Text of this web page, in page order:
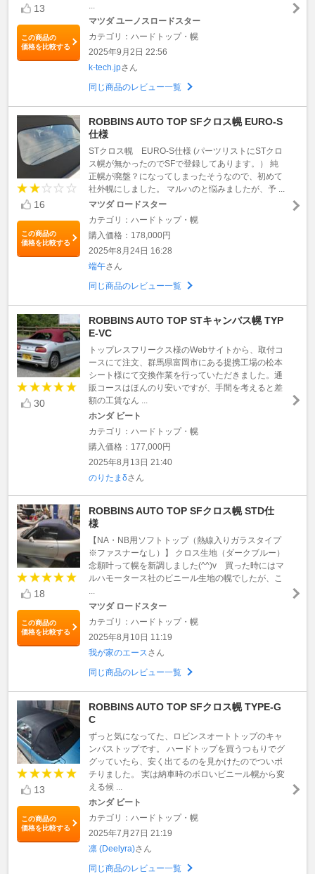
13
この商品の
価格を比較する
マツダ ユーノスロードスター
カテゴリ：ハードトップ・幌
2025年9月2日 22:56
k-tech.jpさん
同じ商品のレビュー一覧
16
この商品の
価格を比較する
ROBBINS AUTO TOP SFクロス幌 EURO-S
仕様
STクロス幌 EURO-S仕様 (パーツリストにSTクロ
ス幌が無かったのでSFで登録してあります。） 純
正幌が廃盤？になってしまったそうなので、初めて
社外幌にしました。 マルハのと悩みましたが、予 ...
マツダ ロードスター
カテゴリ：ハードトップ・幌
購入価格：178,000円
2025年8月24日 16:28
端午さん
同じ商品のレビュー一覧
30
ROBBINS AUTO TOP STキャンバス幌 TYP
E-VC
トップレスフリークス様のWebサイトから、取付コ
ースにて注文、群馬県富岡市にある提携工場の松本
シート様にて交換作業を行っていただきました。通
販コースはほんのり安いですが、手間を考えると差
額の工賃なん ...
ホンダ ビート
カテゴリ：ハードトップ・幌
購入価格：177,000円
2025年8月13日 21:40
のりたまδさん
18
この商品の
価格を比較する
ROBBINS AUTO TOP SFクロス幌 STD仕
様
【NA・NB用ソフトトップ（熱線入りガラスタイプ
※ファスナーなし）】 クロス生地（ダークブルー）
念願叶って幌を新調しました(^^)v 買った時にはマ
ルハモータース社のビニール生地の幌でしたが、こ
マツダ ロードスター
カテゴリ：ハードトップ・幌
2025年8月10日 11:19
我が家のエース さん
同じ商品のレビュー一覧
13
この商品の
価格を比較する
ROBBINS AUTO TOP SFクロス幌 TYPE-G
C
ずっと気になってた、ロビンスオートトップのキャ
ンバストップです。 ハードトップを買うつもりでグ
グッていたら、安く出てるのを見かけたのでついポ
チりました。 実は納車時のボロいビニール幌から変
える候 ...
ホンダ ビート
カテゴリ：ハードトップ・幌
2025年7月27日 21:19
凛 (Deelyra)さん
同じ商品のレビュー一覧